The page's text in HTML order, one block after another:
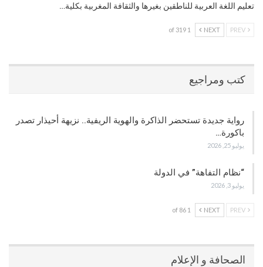
تعليم اللغة العربية للناطقين بغيرها والثقافة المغربية بكلية…
NEXT
1 of 319
كتب ومراجيع
رواية جديدة تستحضر الذاكرة والهوية الريفية.. نزيهة أحيذار تصدر
باكورة…
يوليو 25, 2026
“نظام التفاهة” في الدولة
يوليو 3, 2026
NEXT
1 of 86
الصحافة و الإعلام